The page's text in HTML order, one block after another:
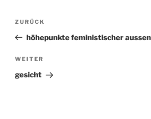
Beitragsnavigation
Vorheriger
Beitrag
ZURÜCK
höhepunkte feministischer
Nächster
Beitrag
WEITER
gesicht